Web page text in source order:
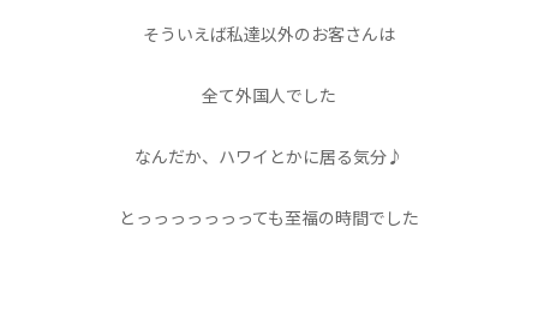
そういえば私達以外のお客さんは
全て外国人でした
なんだか、ハワイとかに居る気分♪
とっっっっっっっても至福の時間でした